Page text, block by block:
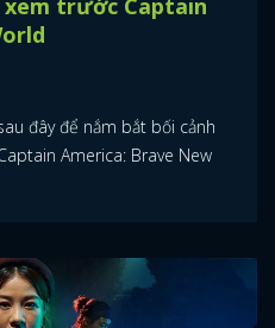
xem trước Captain
đây để nắm bắt bối cảnh
America: Brave New